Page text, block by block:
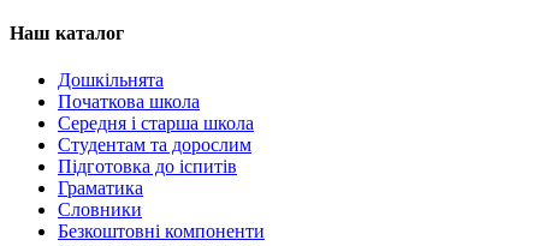
Наш каталог
Дошкільнята
Початкова школа
Середня і старша школа
Студентам та дорослим
Підготовка до іспитів
Граматика
Словники
Безкоштовні компоненти